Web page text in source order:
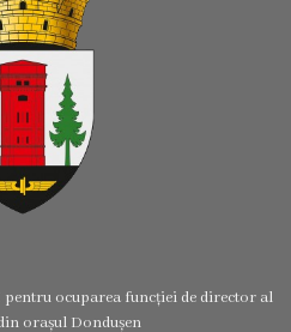
pentru ocuparea funcției de director al
orașul Dondușen